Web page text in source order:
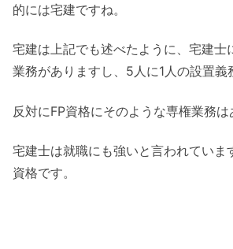
的には宅建ですね。
宅建は上記でも述べたように、宅建士
業務がありますし、5人に1人の設置義
反対にFP資格にそのような専権業務は
宅建士は就職にも強いと言われていま
資格です。